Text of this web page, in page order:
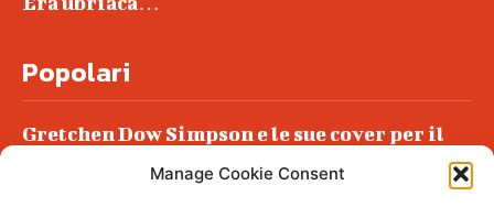
Manage Cookie Consent
Popolari
Gretchen Dow Simpson e le sue cover per il